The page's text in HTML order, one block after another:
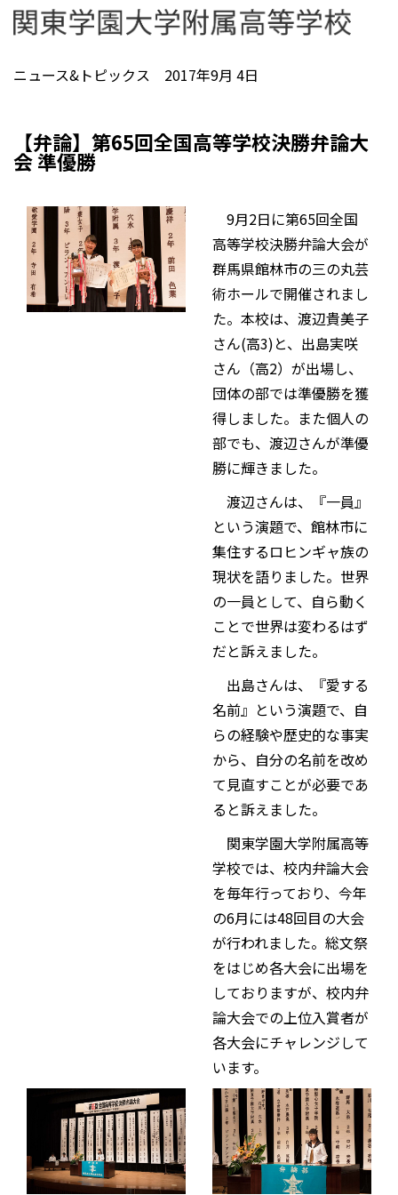
ニュース&トピックス 2017年9月 4日
【弁論】第65回全国高等学校決勝弁論大
会 準優勝
9月2日に第65回全国
高等学校決勝弁論大会が
群馬県館林市の三の丸芸
術ホールで開催されまし
た。本校は、渡辺貴美子
さん(高3)と、出島実咲
さん（高2）が出場し、
団体の部では準優勝を獲
得しました。また個人の
部でも、渡辺さんが準優
勝に輝きました。
渡辺さんは、『一員』
という演題で、館林市に
集住するロヒンギャ族の
現状を語りました。世界
の一員として、自ら動く
ことで世界は変わるはず
だと訴えました。
出島さんは、『愛する
名前』という演題で、自
らの経験や歴史的な事実
から、自分の名前を改め
て見直すことが必要であ
ると訴えました。
関東学園大学附属高等
学校では、校内弁論大会
を毎年行っており、今年
の6月には48回目の大会
が行われました。総文祭
をはじめ各大会に出場を
しておりますが、校内弁
論大会での上位入賞者が
各大会にチャレンジして
います。